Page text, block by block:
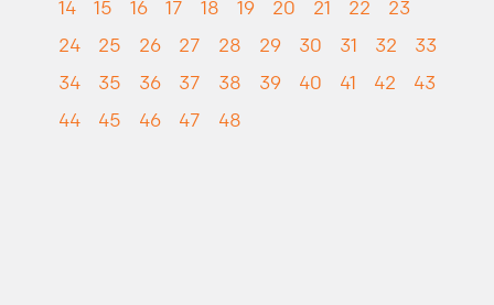
14
15 16 17 18 19 20 21 22
23
24
25 26 27 28 29 30 31 32
33
34
35 36 37 38 39 40 41 42
43
44
45 46 47 48